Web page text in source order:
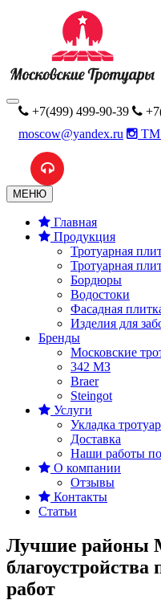
+7(499) 499-90-39
moscow@yandex.ru
МЕНЮ
Главная
Продукция
Тротуарная
Тротуарная
Бордюры
Водостоки
Фасадная
Изделия для
Бренды
Московские
342 MЗ
Braer
Steingot
Услуги
Укладка
Доставка
Наши работы
О компании
Отзывы
Контакты
Статьи
Лучшие районы
работ